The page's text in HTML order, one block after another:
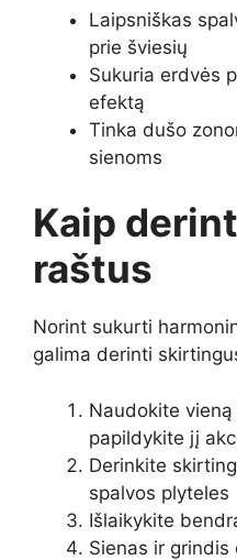
Laipsniškas
prie šviesių
Sukuria erdvės
efektą
Tinka dušo
sienoms
Kaip
raštus
Norint sukurti
galima derinti
Naudokite
papildykite jį
Derinkite
spalvos plyteles
Išlaikykite
Sienas ir